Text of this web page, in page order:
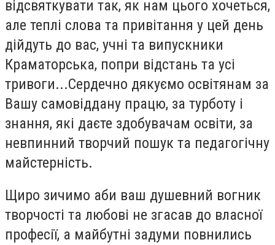
відсвяткувати так, як нам цього хочеться,
але теплі слова та привітання у цей день
дійдуть до вас, учні та випускники
Краматорська, попри відстань та усі
тривоги...Сердечно дякуємо освітянам за
Вашу самовіддану працю, за турботу і
знання, які даєте здобувачам освіти, за
невпинний творчий пошук та педагогічну
майстерність.
Щиро зичимо аби ваш душевний вогник
творчості та любові не згасав до власної
професії, а майбутні задуми повнились